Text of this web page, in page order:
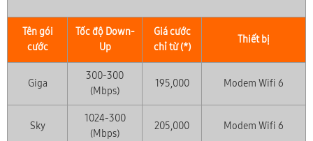
Tên gói
cước
Tốc độ Down-
Up
Giá cước
chỉ từ (*)
Thiết bị
Giga
300-300
(Mbps)
195,000 Modem Wifi 6
Sky
1024-300
(Mbps)
205,000 Modem Wifi 6